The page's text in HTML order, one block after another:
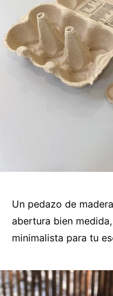
Un pedazo de
abertura bien
minimalista para tu